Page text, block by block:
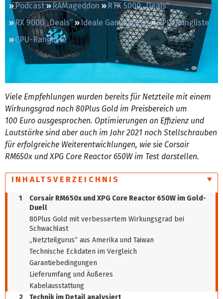
Podcast RAMageddon
RTX 5000 „Deals“
RX 9000 „Deals“
Ideale Gaming-PCs
GPU-Rangliste
CPU-Rangliste
Viele Empfehlungen wurden bereits für Netzteile mit einem
Wirkungsgrad nach 80Plus Gold im Preisbereich um
100 Euro ausgesprochen. Optimierungen an Effizienz und
Lautstärke sind aber auch im Jahr 2021 noch Stellschrauben
für erfolgreiche Weiterentwicklungen, wie sie Corsair
RM650x und XPG Core Reactor 650W im Test darstellen.
INHALTSVERZEICHNIS
1
Corsair RM650x und XPG Core Reactor 650W im Gold-
Duell
80Plus Gold mit verbessertem Wirkungsgrad bei
Schwachlast
„Netzteilgurus“ aus Amerika und Taiwan
Technische Eckdaten im Vergleich
Garantiebedingungen
Lieferumfang und Äußeres
Kabelausstattung
2
Technik im Detail analysiert